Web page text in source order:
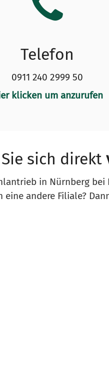
Telefon
0911 240 2999 50
klicken um anzurufen
sich direkt
in Nürnberg bei
eine andere Filiale?